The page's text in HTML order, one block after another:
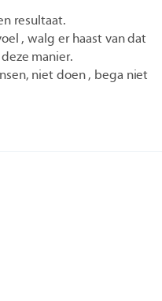
resultaat.
, walg er haast van dat
manier.
niet doen , bega niet